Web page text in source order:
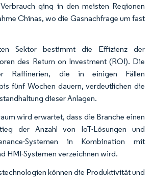
ging in den meisten Regionen
Chinas, wo die Gasnachfrage um fast
Sektor bestimmt die Effizienz der
des Return on Investment (ROI). Die
Raffinerien, die in einigen Fällen
fünf Wochen dauern, verdeutlichen die
dieser Anlagen.
wird erwartet, dass die Branche einen
der Anzahl von IoT-Lösungen und
Systemen in Kombination mit
HMI-Systemen verzeichnen wird.
können die Produktivität und